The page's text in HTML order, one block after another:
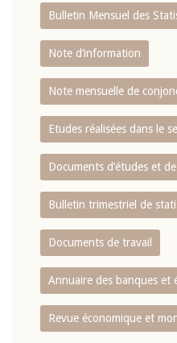
Bulletin Mensuel des
Note d’information
Note mensuelle de
Etudes réalisées dans le
Documents d’études et
Bulletin trimestriel de
Documents de travail
Annuaire des banques et
Revue économique et